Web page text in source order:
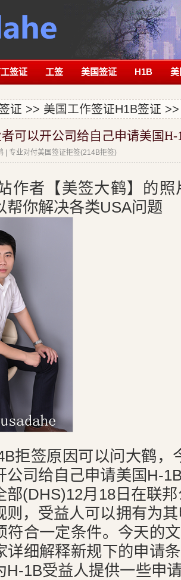
签证 工签 美国签证 H1B 美
证 >> 美国工作签证H1B签证
可以开公司给自己申请美国H-
| 专业对付美国签证拒签(214B拒签)
作者【美签大鹤】的
帮你解决各类USA问题
拒签原因可以问大鹤，
公司给自己申请美国H-
部(DHS)12月18日在联
则，受益人可以拥有为
符合一定条件。今天的
详细解释新规下的申请
H-1B受益人提供一些申